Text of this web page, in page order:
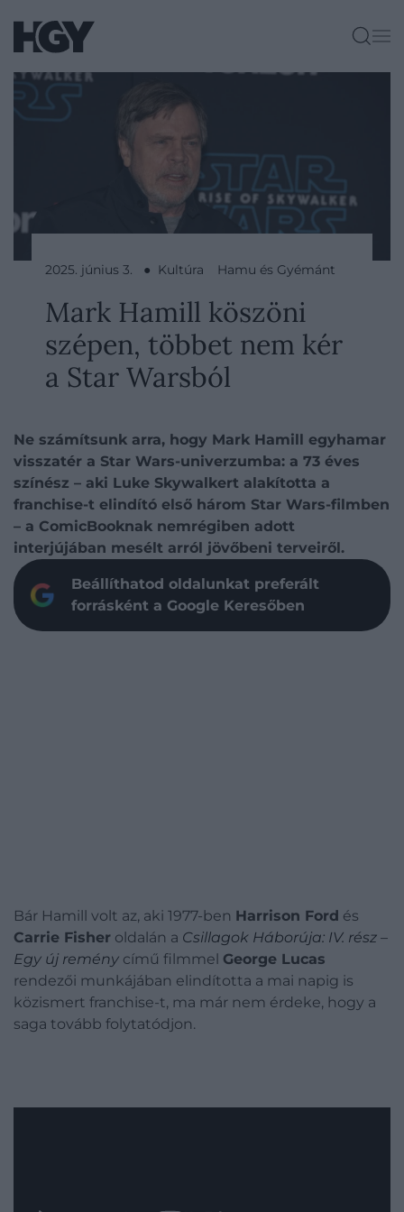
2025. június 3. ● Kultúra Hamu és Gyémánt
Mark Hamill köszöni
szépen, többet nem kér
a Star Warsból
Ne számítsunk arra, hogy Mark Hamill egyhamar
visszatér a Star Wars-univerzumba: a 73 éves
színész – aki Luke Skywalkert alakította a
franchise-t elindító első három Star Wars-filmben
– a ComicBooknak nemrégiben adott
interjújában mesélt arról jövőbeni terveiről.
Beállíthatod oldalunkat preferált
forrásként a Google Keresőben
Bár Hamill volt az, aki 1977-ben Harrison Ford és
Carrie Fisher oldalán a Csillagok Háborúja: IV. rész –
Egy új remény című filmmel George Lucas
rendezői munkájában elindította a mai napig is
közismert franchise-t, ma már nem érdeke, hogy a
saga tovább folytatódjon.